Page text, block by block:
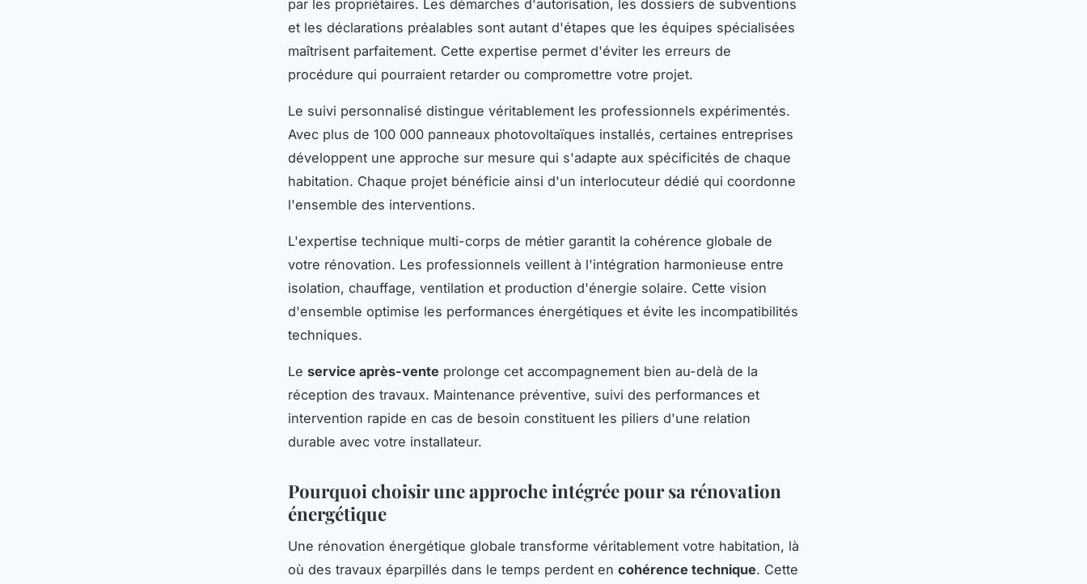
par les propriétaires. Les démarches d'autorisation, les dossiers de subventions
et les déclarations préalables sont autant d'étapes que les équipes spécialisées
maîtrisent parfaitement. Cette expertise permet d'éviter les erreurs de
procédure qui pourraient retarder ou compromettre votre projet.
Le suivi personnalisé distingue véritablement les professionnels expérimentés.
Avec plus de 100 000 panneaux photovoltaïques installés, certaines entreprises
développent une approche sur mesure qui s'adapte aux spécificités de chaque
habitation. Chaque projet bénéficie ainsi d'un interlocuteur dédié qui coordonne
l'ensemble des interventions.
L'expertise technique multi-corps de métier garantit la cohérence globale de
votre rénovation. Les professionnels veillent à l'intégration harmonieuse entre
isolation, chauffage, ventilation et production d'énergie solaire. Cette vision
d'ensemble optimise les performances énergétiques et évite les incompatibilités
techniques.
Le service après-vente prolonge cet accompagnement bien au-delà de la
réception des travaux. Maintenance préventive, suivi des performances et
intervention rapide en cas de besoin constituent les piliers d'une relation
durable avec votre installateur.
Pourquoi choisir une approche intégrée pour sa rénovation
énergétique
Une rénovation énergétique globale transforme véritablement votre habitation, là
où des travaux éparpillés dans le temps perdent en cohérence technique. Cette